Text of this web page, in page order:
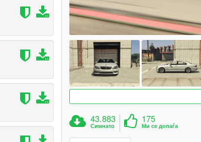
43.883
Симнато
175
Ми се допаѓа